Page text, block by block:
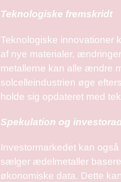
Teknologiske fremskridt
Teknologiske innovationer
af nye materialer,
metallerne kan alle ændre
solcelleindustrien øge
holde sig opdateret med
Spekulation og
Investormarkedet kan
sælger ædelmetaller
økonomiske data. Dette